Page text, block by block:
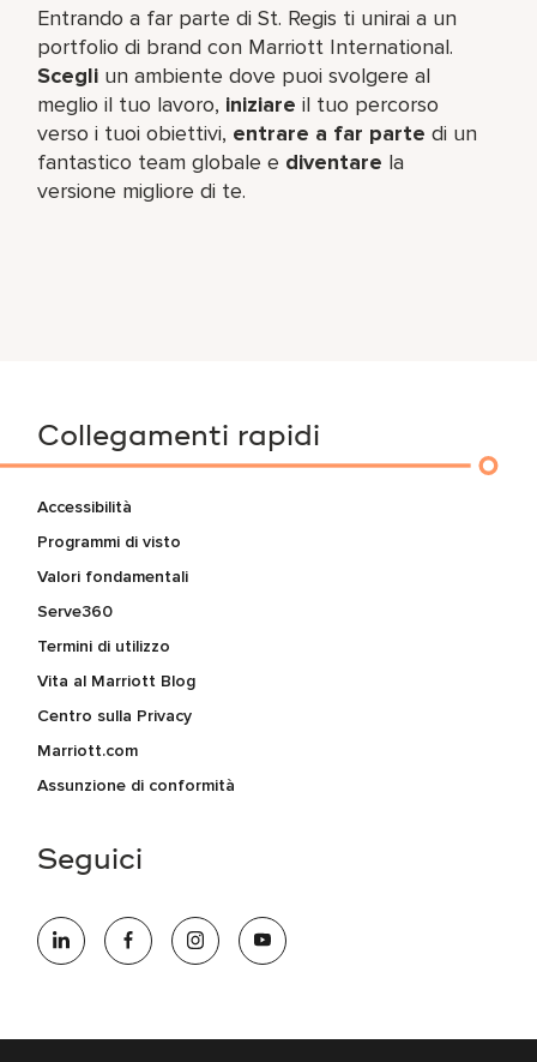
Entrando a far parte di St. Regis ti unirai a un
portfolio di brand con Marriott International.
Scegli un ambiente dove puoi svolgere al
meglio il tuo lavoro,​ iniziare il tuo percorso
verso i tuoi obiettivi, entrare a far parte di un
fantastico team​ globale e diventare la
versione migliore di te.
Collegamenti rapidi
Accessibilità
Programmi di visto
Valori fondamentali
Serve360
Termini di utilizzo
Vita al Marriott Blog
Centro sulla Privacy
Marriott.com
Assunzione di conformità
Seguici